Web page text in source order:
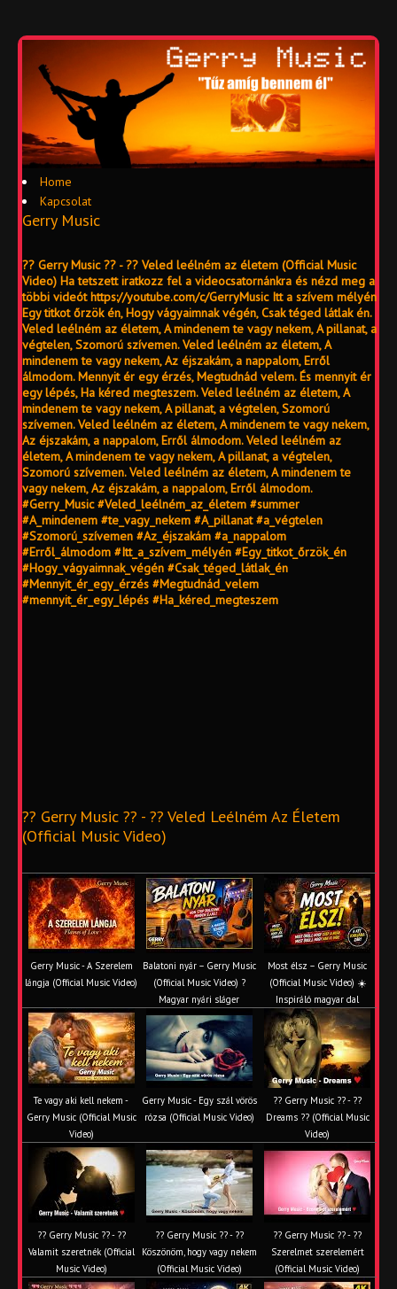
Home
Kapcsolat
Gerry Music
?? Gerry Music ?? - ?? Veled leélném az életem (Official Music
Video) Ha tetszett iratkozz fel a videocsatornánkra és nézd meg a
többi videót https://youtube.com/c/GerryMusic Itt a szívem mélyén
Egy titkot őrzök én, Hogy vágyaimnak végén, Csak téged látlak én.
Veled leélném az életem, A mindenem te vagy nekem, A pillanat, a
végtelen, Szomorú szívemen. Veled leélném az életem, A
mindenem te vagy nekem, Az éjszakám, a nappalom, Erről
álmodom. Mennyit ér egy érzés, Megtudnád velem. És mennyit ér
egy lépés, Ha kéred megteszem. Veled leélném az életem, A
mindenem te vagy nekem, A pillanat, a végtelen, Szomorú
szívemen. Veled leélném az életem, A mindenem te vagy nekem,
Az éjszakám, a nappalom, Erről álmodom. Veled leélném az
életem, A mindenem te vagy nekem, A pillanat, a végtelen,
Szomorú szívemen. Veled leélném az életem, A mindenem te
vagy nekem, Az éjszakám, a nappalom, Erről álmodom.
#Gerry_Music #Veled_leélném_az_életem #summer
#A_mindenem #te_vagy_nekem #A_pillanat #a_végtelen
#Szomorú_szívemen #Az_éjszakám #a_nappalom
#Erről_álmodom #Itt_a_szívem_mélyén #Egy_titkot_őrzök_én
#Hogy_vágyaimnak_végén #Csak_téged_látlak_én
#Mennyit_ér_egy_érzés #Megtudnád_velem
#mennyit_ér_egy_lépés #Ha_kéred_megteszem
?? Gerry Music ?? - ?? Veled Leélném Az Életem
(Official Music Video)
Gerry Music - A Szerelem
lángja (Official Music Video)
Balatoni nyár – Gerry Music
(Official Music Video) ?
Magyar nyári sláger
Most élsz – Gerry Music
(Official Music Video) ☀️
Inspiráló magyar dal
Te vagy aki kell nekem -
Gerry Music (Official Music
Video)
Gerry Music - Egy szál vörös
rózsa (Official Music Video)
?? Gerry Music ?? - ??
Dreams ?? (Official Music
Video)
?? Gerry Music ?? - ??
Valamit szeretnék (Official
Music Video)
?? Gerry Music ?? - ??
Köszönöm, hogy vagy nekem
(Official Music Video)
?? Gerry Music ?? - ??
Szerelmet szerelemért
(Official Music Video)